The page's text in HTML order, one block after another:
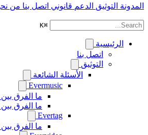
المدونة التوثيق الدعم قانوني اتصل بنا من
⌘
K
الرئيسية
اتصل بنا
التوثيق
الأسئلة الشائعة
Evermusic
ما الفرق بين Evermusic و Flacbox
ما الفرق بين Evermusic وEvermusic Premium
Evertag
ما الفرق بين Evertag وEvertag Premium